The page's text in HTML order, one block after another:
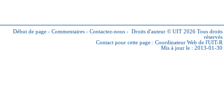
Début de page - Commentaires - Contactez-nous - Droits d'auteur © UIT 2026 Tous droits
réservés
Contact pour cette page : Coordinateur Web de l'UIT-R
Mis à jour le : 2013-01-30